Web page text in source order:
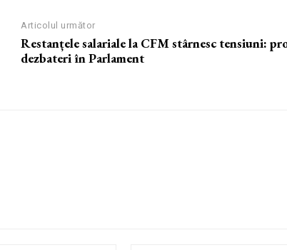
Articolul următor
Restanțele salariale la CFM stârnesc tensiuni:
dezbateri în Parlament